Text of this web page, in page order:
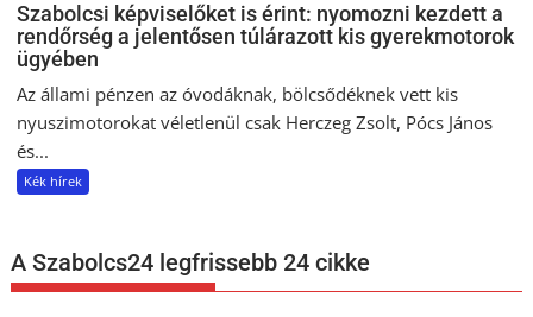
Szabolcsi képviselőket is érint: nyomozni kezdett a
rendőrség a jelentősen túlárazott kis gyerekmotorok
ügyében
Az állami pénzen az óvodáknak, bölcsődéknek vett kis
nyuszimotorokat véletlenül csak Herczeg Zsolt, Pócs János
és...
Kék hírek
A Szabolcs24 legfrissebb 24 cikke